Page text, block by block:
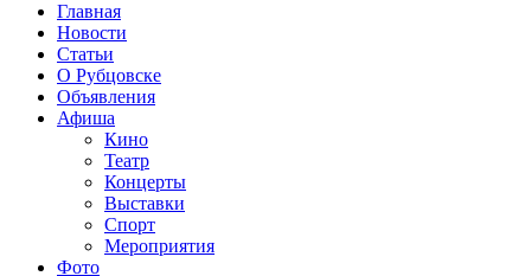
Главная
Новости
Статьи
О Рубцовске
Объявления
Афиша
Кино
Театр
Концерты
Выставки
Спорт
Мероприятия
Фото